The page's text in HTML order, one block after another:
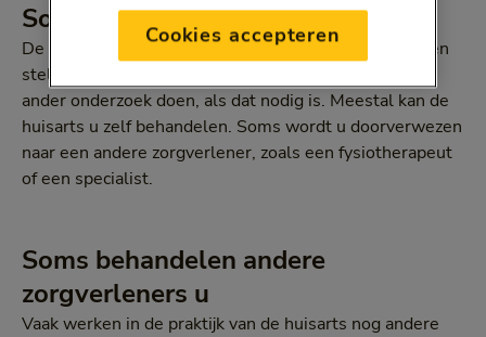
Soms behandelt de huisarts u
De huisarts bespreekt uw vragen en klachten met u en
stelt een diagnose. En laat uw bloed onderzoeken, of
ander onderzoek doen, als dat nodig is. Meestal kan de
huisarts u zelf behandelen. Soms wordt u doorverwezen
naar een andere zorgverlener, zoals een fysiotherapeut
of een specialist.
Soms behandelen andere
zorgverleners u
Vaak werken in de praktijk van de huisarts nog andere
Cookies accepteren